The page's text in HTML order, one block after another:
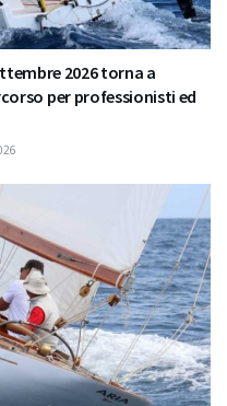
2026 torna a
per professionisti ed